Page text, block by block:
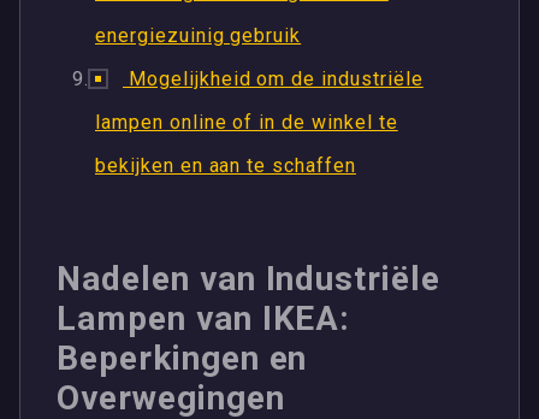
energiezuinig gebruik
Mogelijkheid om de industriële
lampen online of in de winkel te
bekijken en aan te schaffen
Nadelen van Industriële
Lampen van IKEA:
Beperkingen en
Overwegingen